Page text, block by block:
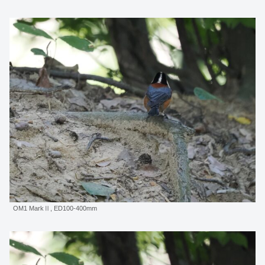
OM1 MarkⅡ, ED100-400mm